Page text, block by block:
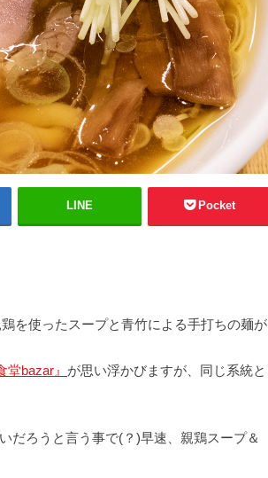
LINE Pocket
を使ったスープと青竹による手打ちの麺が
bazar』 が思い浮かびますが、同じ系統と
だろうと言う事で(？)早速、親鶏スープ＆